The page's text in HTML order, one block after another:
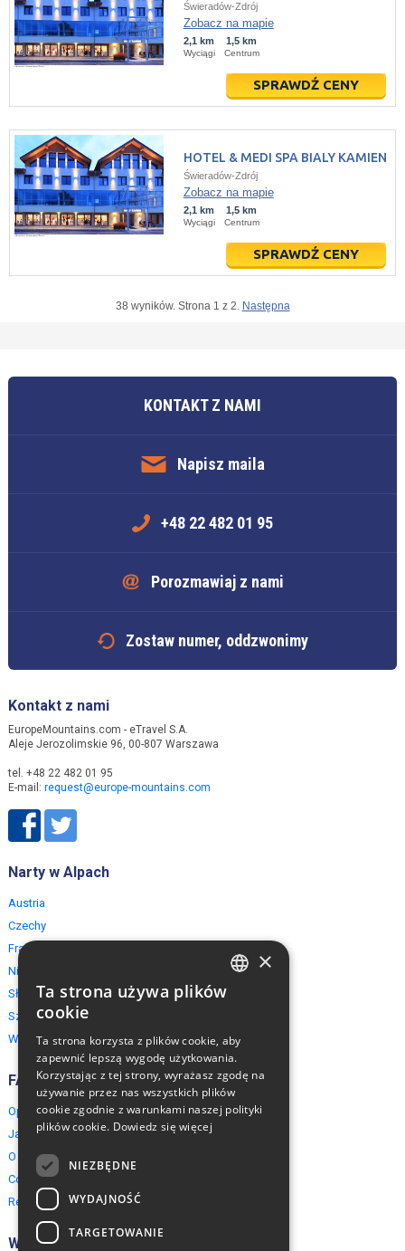
Świeradów-Zdrój
Zobacz na mapie
2,1 km
Wyciągi
1,5 km
Centrum
SPRAWDŹ CENY
HOTEL & MEDI SPA BIALY KAMIEN
Świeradów-Zdrój
Zobacz na mapie
2,1 km
Wyciągi
1,5 km
Centrum
SPRAWDŹ CENY
38 wyników. Strona 1 z 2. Następna
KONTAKT Z NAMI
Napisz maila
+48 22 482 01 95
Porozmawiaj z nami
Zostaw numer, oddzwonimy
Kontakt z nami
EuropeMountains.com - eTravel S.A.
Aleje Jerozolimskie 96, 00-807 Warszawa
tel. +48 22 482 01 95
E-mail: request@europe-mountains.com
Narty w Alpach
Austria
Czechy
Francja
Niemcy
Słowacja
Szwajcaria
Włochy
FAQ
Opinie naszych klientów
Jak rezerwować?
O EuropeMountains.com
Cookies, Prywatność, Bezpieczeństwo
Regulamin
Współpraca
×
Ta strona używa plików
cookie
Ta strona korzysta z plików cookie, aby
zapewnić lepszą wygodę użytkowania.
Korzystając z tej strony, wyrażasz zgodę na
używanie przez nas wszystkich plików
cookie zgodnie z warunkami naszej polityki
plików cookie. Dowiedz się więcej
NIEZBĘDNE
WYDAJNOŚĆ
TARGETOWANIE